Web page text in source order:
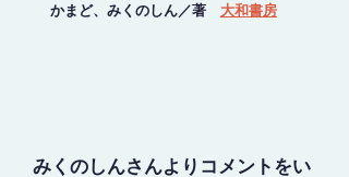
かまど、みくのしん／著 大和書房
みくのしんさんよりコメントをい